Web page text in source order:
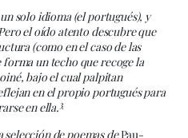
solo idioma (el portugués), y
el oído atento descubre que
(como en el caso de las
forma un techo que recoge la
bajo el cual palpitan
en el propio portugués para
en ella.3
de poemas dePau-